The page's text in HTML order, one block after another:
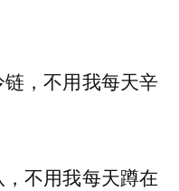
，不用我每天辛
不用我每天蹲在